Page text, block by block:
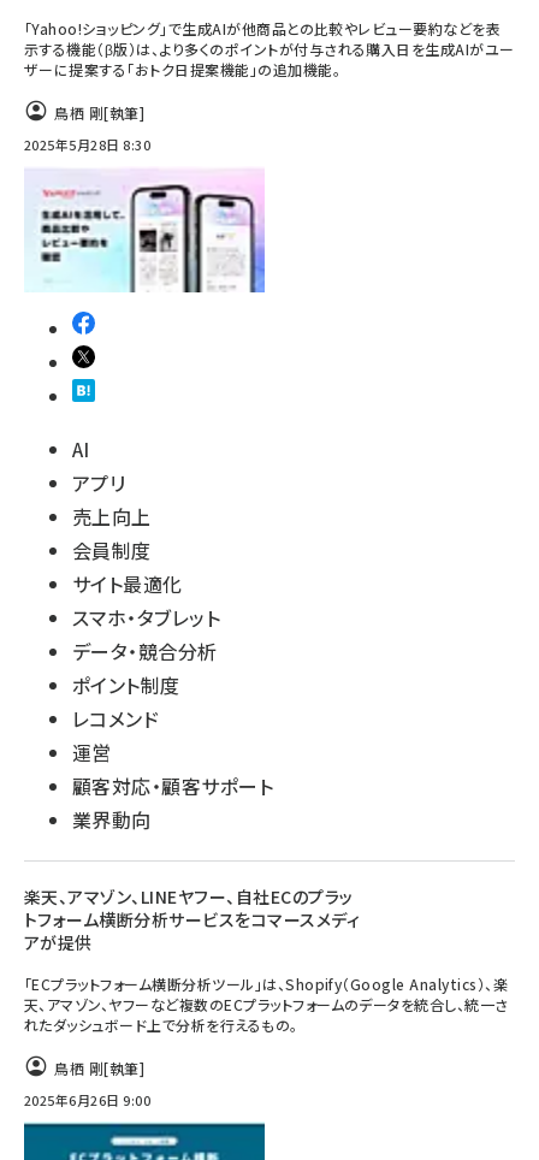
「Yahoo!ショッピング」で生成AIが他商品との比較やレビュー要約などを表
示する機能（β版）は、より多くのポイントが付与される購入日を生成AIがユー
ザーに提案する「おトク日提案機能」の追加機能。
鳥栖 剛[執筆]
2025年5月28日 8:30
AI
アプリ
売上向上
会員制度
サイト最適化
スマホ・タブレット
データ・競合分析
ポイント制度
レコメンド
運営
顧客対応・顧客サポート
業界動向
楽天、アマゾン、LINEヤフー、自社ECのプラッ
トフォーム横断分析サービスをコマースメディ
アが提供
「ECプラットフォーム横断分析ツール」は、Shopify（Google Analytics）、楽
天、アマゾン、ヤフーなど複数のECプラットフォームのデータを統合し、統一さ
れたダッシュボード上で分析を行えるもの。
鳥栖 剛[執筆]
2025年6月26日 9:00